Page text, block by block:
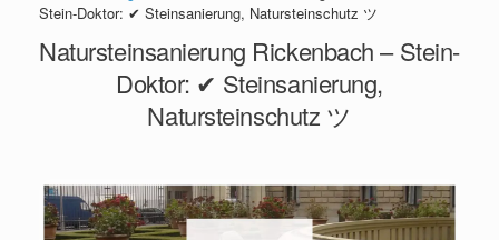
Stein-Doktor: ✔ Steinsanierung, Natursteinschutz ツ
Natursteinsanierung Rickenbach – Stein-
Doktor: ✔ Steinsanierung,
Natursteinschutz ツ